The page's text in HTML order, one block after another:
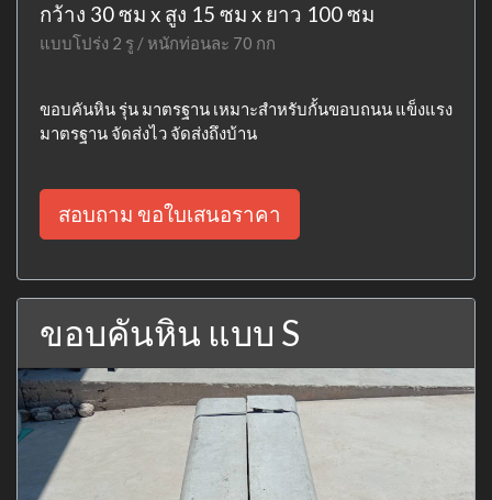
กว้าง 30 ซม x สูง 15 ซม x ยาว 100 ซม
แบบโปร่ง 2 รู / หนักท่อนละ 70 กก
ขอบคันหิน รุ่น มาตรฐาน เหมาะสำหรับกั้นขอบถนน แข็งแรง
มาตรฐาน จัดส่งไว จัดส่งถึงบ้าน
สอบถาม ขอใบเสนอราคา
ขอบคันหิน แบบ S